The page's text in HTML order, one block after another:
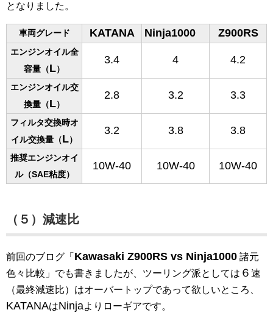
となりました。
車両グレード KATANA Ninja1000 Z900RS
エンジンオイル全
容量（L）
3.4 4 4.2
エンジンオイル交
換量（L）
2.8 3.2 3.3
フィルタ交換時オ
イル交換量（L）
3.2 3.8 3.8
推奨エンジンオイ
ル（SAE粘度）
10W-40 10W-40 10W-40
（５）減速比
前回のブログ「 Kawasaki Z900RS vs Ninja1000 諸元
色々比較」でも書きましたが、ツーリング派としては ６ 速
（最終減速比）はオーバートップであって欲しいところ、
KATANAはNinjaよりローギアです。